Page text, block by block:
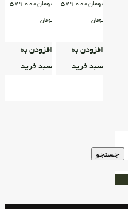
تومان579.000
تومان
افزودن به
سبد خرید
تومان579.000
تومان
افزودن به
سبد خرید
جستجو